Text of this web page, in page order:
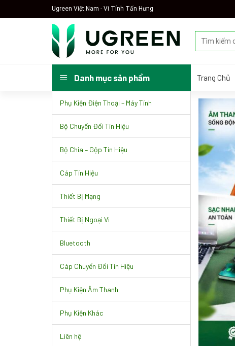
to
Ugreen Việt Nam - Vi Tính Tấn Hưng
kiếm:
Danh mục sản phẩm
Phụ Kiện Điện Thoại – Máy Tính
Bộ Chuyển Đổi Tín Hiệu
Bộ Chia – Gộp Tín Hiệu
Cáp Tín Hiệu
Thiết Bị Mạng
Thiết Bị Ngoại Vi
Bluetooth
Cáp Chuyển Đổi Tín Hiệu
Phụ Kiện Âm Thanh
Phụ Kiện Khác
Liên hệ
Trang Chủ